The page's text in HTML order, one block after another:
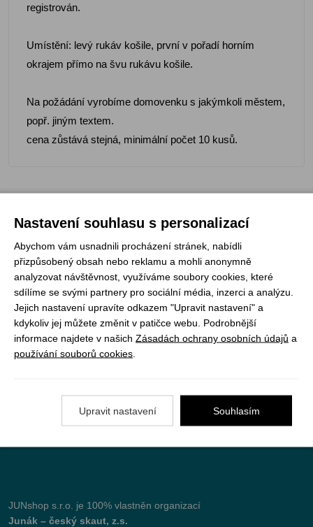
registrován.
Umístění: levý rukáv košile, první v pořadí horním
okrajem přímo na švu rukávu košile.
Na požádání vyrobíme domovenku s jakýmkoli městem,
popř. jiným textem.
cena zůstává stejná, minimální počet 10 kusů.
Registrujte se k odběru newsletteru a už Vám
nic neunikne
ODEBÍRAT
Vše o nákupu
Doprava a platba
Nejčastější dotazy (FAQ)
JUNshop s.r.o.
je 100% vlastněn organizací
Junák – český skaut, z.s.
Nastavení souhlasu s personalizací
Abychom vám usnadnili procházení stránek, nabídli
přizpůsobený obsah nebo reklamu a mohli anonymně
analyzovat návštěvnost, využíváme soubory cookies, které
sdílíme se svými partnery pro sociální média, inzerci a analýzu.
Jejich nastavení upravíte odkazem "Upravit nastavení" a
kdykoliv jej můžete změnit v patičce webu. Podrobnější
informace najdete v našich Zásadách ochrany osobních údajů a
používání souborů cookies
Upravit nastavení Souhlasím